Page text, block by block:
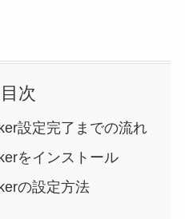
目次
設定完了までの流れ
をインストール
の設定方法